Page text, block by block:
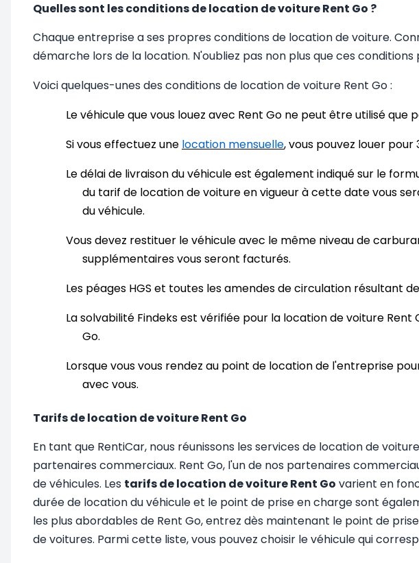
Quelles sont les conditions de location de voiture Rent Go ?
Chaque entreprise a ses propres conditions de location de voiture.
démarche lors de la location. N'oubliez pas non plus que ces
Voici quelques-unes des conditions de location de voiture Rent Go :
Le véhicule que vous louez avec Rent Go ne peut être utilisé
Si vous effectuez une location mensuelle, vous pouvez louer pour
Le délai de livraison du véhicule est également indiqué sur le
du tarif de location de voiture en vigueur à cette date vous
du véhicule.
Vous devez restituer le véhicule avec le même niveau de
supplémentaires vous seront facturés.
Les péages HGS et toutes les amendes de circulation résultant
La solvabilité Findeks est vérifiée pour la location de voiture
Go.
Lorsque vous vous rendez au point de location de l'entreprise
avec vous.
Tarifs de location de voiture Rent Go
En tant que RentiCar, nous réunissons les services de location de
partenaires commerciaux. Rent Go, l'un de nos partenaires
de véhicules. Les tarifs de location de voiture Rent Go varient en
durée de location du véhicule et le point de prise en charge sont
les plus abordables de Rent Go, entrez dès maintenant le point de
de voitures. Parmi cette liste, vous pouvez choisir le véhicule qui